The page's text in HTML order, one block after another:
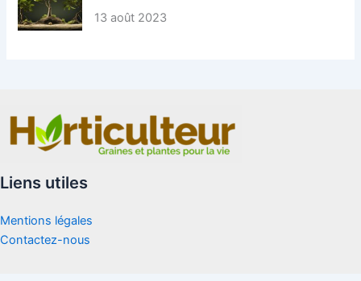
13 août 2023
Liens utiles
Mentions légales
Contactez-nous